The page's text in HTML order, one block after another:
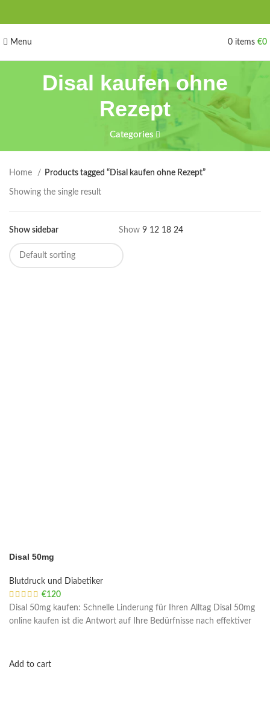
Menu 0 items €0
Disal kaufen ohne
Rezept
Categories
Home Products tagged “Disal kaufen ohne Rezept”
Showing the single result
Show sidebar Show 9 12 18 24
Disal 50mg
Blutdruck und Diabetiker
€120
Disal 50mg kaufen: Schnelle Linderung für Ihren Alltag Disal 50mg
online kaufen ist die Antwort auf Ihre Bedürfnisse nach effektiver
Add to cart